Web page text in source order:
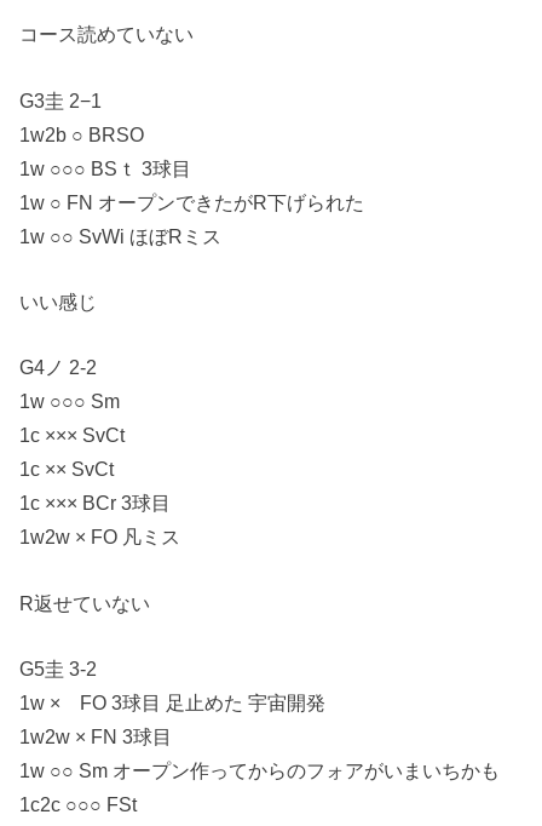
コース読めていない
G3圭 2−1
1w2b ○ BRSO
1w ○○○ BSｔ 3球目
1w ○ FN オープンできたがR下げられた
1w ○○ SvWi ほぼRミス
いい感じ
G4ノ 2-2
1w ○○○ Sm
1c ××× SvCt
1c ×× SvCt
1c ××× BCr 3球目
1w2w × FO 凡ミス
R返せていない
G5圭 3-2
1w × FO 3球目 足止めた 宇宙開発
1w2w × FN 3球目
1w ○○ Sm オープン作ってからのフォアがいまいちかも
1c2c ○○○ FSt